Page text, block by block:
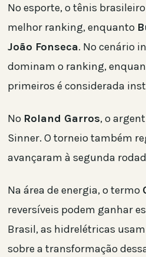
No esporte, o tênis
melhor ranking, enquanto
João Fonseca. No cenário
dominam o ranking,
primeiros é considerada
No Roland Garros, o
Sinner. O torneio também
avançaram à segunda
Na área de energia, o termo
reversíveis podem ganhar
Brasil, as hidrelétricas
sobre a transformação